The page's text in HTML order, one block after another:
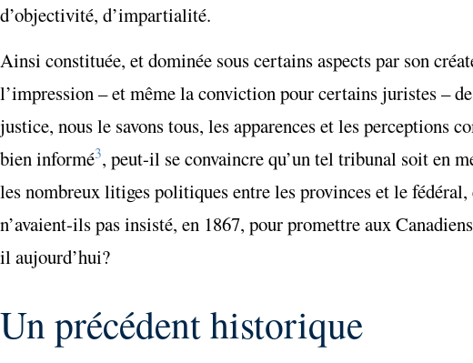
d’objectivité, d’impartialité.
Ainsi constituée, et dominée sous certains aspects par son
l’impression – et même la conviction pour certains juristes –
justice, nous le savons tous, les apparences et les perceptions
bien informé3, peut-il se convaincre qu’un tel tribunal soit en
les nombreux litiges politiques entre les provinces et le
n’avaient-ils pas insisté, en 1867, pour promettre aux
il aujourd’hui?
Un précédent historique